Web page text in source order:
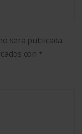
será publicada.
con *